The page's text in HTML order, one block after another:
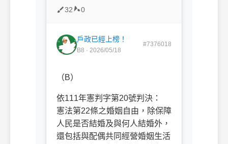
32 0
戶政已經上榜！
B8 · 2026/05/18
#7376018
（B）
依111年憲判字第20號判決：
憲法第22條之婚姻自由，除保障
人民是否結婚及與何人結婚外，
還包括與配偶共同經營婚姻生活